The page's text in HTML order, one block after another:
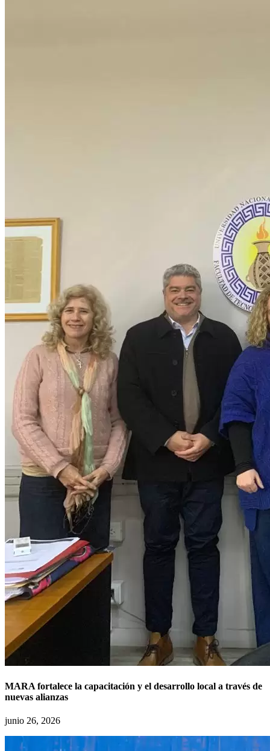
MARA fortalece la capacitación y el desarrollo local a través de
nuevas alianzas
junio 26, 2026